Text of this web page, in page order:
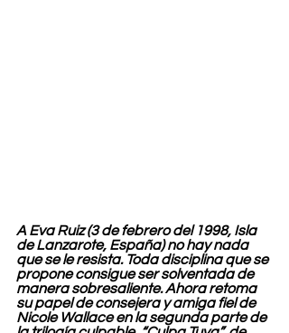
A Eva Ruiz (3 de febrero del 1998, Isla
de Lanzarote, España) no hay nada
que se le resista. Toda disciplina que se
propone consigue ser solventada de
manera sobresaliente. Ahora retoma
su papel de consejera y amiga fiel de
Nicole Wallace en la segunda parte de